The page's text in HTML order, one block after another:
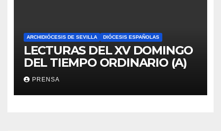
ARCHIDIÓCESIS DE SEVILLA DIÓCESIS ESPAÑOLAS
LECTURAS DEL XV DOMINGO
DEL TIEMPO ORDINARIO (A)
PRENSA